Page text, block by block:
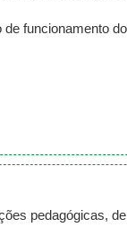
de funcionamento
pedagógicas,